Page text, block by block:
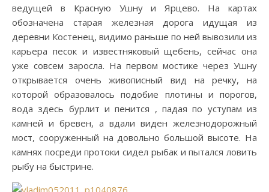
ведущей в Красную Ушну и Ярцево. На картах
обозначена старая железная дорога идущая из
деревни Костенец, видимо раньше по ней вывозили из
карьера песок и известняковый щебень, сейчас она
уже совсем заросла. На первом мостике через Ушну
открывается очень живописный вид на речку, на
которой образовалось подобие плотины и порогов,
вода здесь бурлит и пенится , падая по уступам из
камней и бревен, а вдали виден железнодорожный
мост, сооруженный на довольно большой высоте. На
камнях посреди протоки сидел рыбак и пытался ловить
рыбу на быстрине.